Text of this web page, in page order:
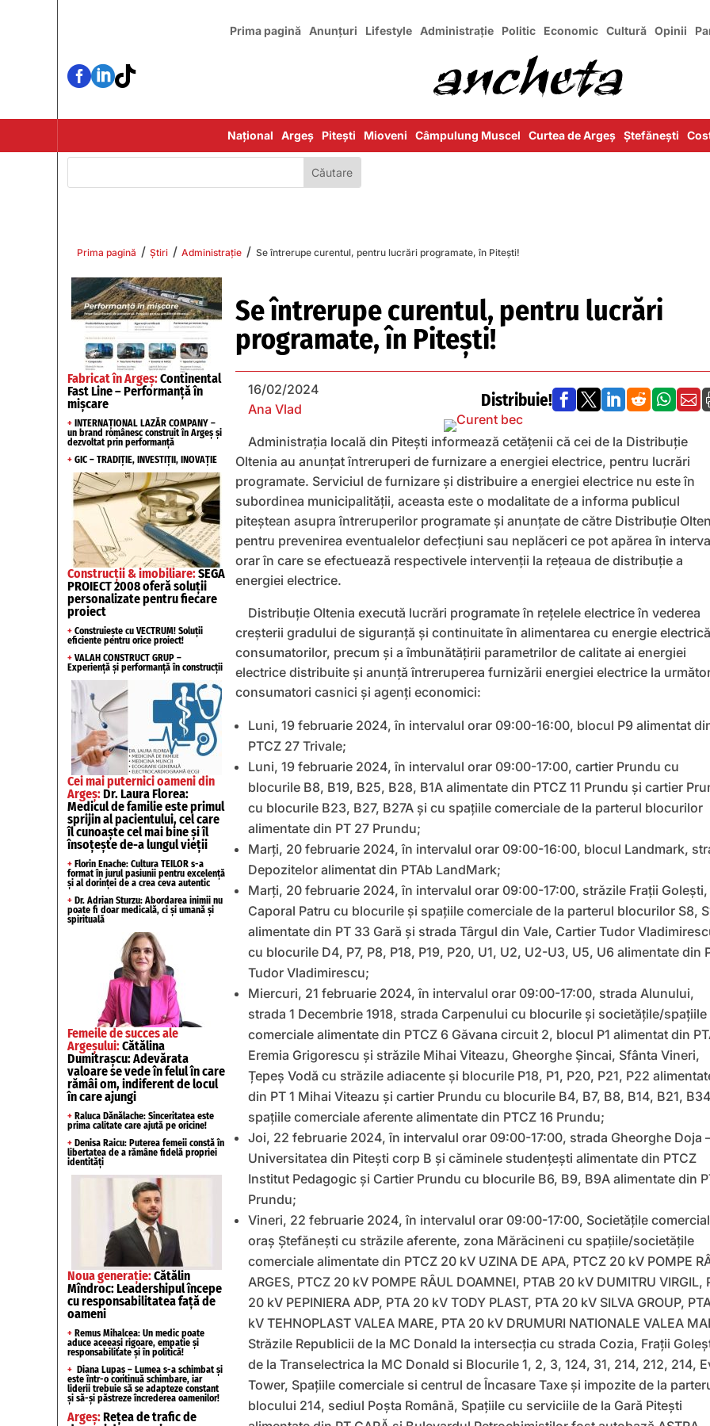
Prima pagină Anunțuri Lifestyle Administrație Politic Economic Cultură Opinii

Național Argeș Pitești Mioveni Câmpulung Muscel Curtea de Argeș Ștefănești
Prima pagină / Știri / Administrație / Se întrerupe curentul, pentru lucrări programate, în Pitești!
Fabricat în Argeș:Continental
Fast Line – Performanță în
mișcare
+ INTERNAȚIONAL LAZĂR COMPANY –
un brand românesc construit în Argeș și
dezvoltat prin performanță
+ GIC – TRADIȚIE, INVESTIȚII, INOVAȚIE
Construcții & imobiliare:SEGA
PROIECT 2008 oferă soluții
personalizate pentru fiecare
proiect
+ Construiește cu VECTRUM! Soluții
eficiente pentru orice proiect!
+ VALAH CONSTRUCT GRUP –
Experiență și performanță în construcții
Cei mai puternici oameni din
Argeș:Dr. Laura Florea:
Medicul de familie este primul
sprijin al pacientului, cel care
îl cunoaște cel mai bine și îl
însoțește de-a lungul vieții
+ Florin Enache: Cultura TEILOR s-a
format în jurul pasiunii pentru excelență
și al dorinței de a crea ceva autentic
+ Dr. Adrian Sturzu: Abordarea inimii nu
poate fi doar medicală, ci și umană și
spirituală
Femeile de succes ale
Argeșului:Cătălina
Dumitrașcu: Adevărata
valoare se vede în felul în care
rămâi om, indiferent de locul
în care ajungi
+ Raluca Dănălache: Sinceritatea este
prima calitate care ajută pe oricine!
+ Denisa Raicu: Puterea femeii constă în
libertatea de a rămâne fidelă propriei
identități
Noua generație:Cătălin
Mîndroc: Leadershipul începe
cu responsabilitatea față de
oameni
+ Remus Mihalcea: Un medic poate
aduce aceeași rigoare, empatie și
responsabilitate și în politică!
+ Diana Lupaș – Lumea s-a schimbat și
este într-o continuă schimbare, iar
liderii trebuie să se adapteze constant
și să-și păstreze încrederea oamenilor!
Argeș:Rețea de trafic de
Se întrerupe curentul, pentru lucrări
programate, în Pitești!
16/02/2024
Ana Vlad
Distribuie!      
Administrația locală din Pitești informează cetățenii că cei de la Distribuție
Oltenia au anunțat întreruperi de furnizare a energiei electrice, pentru lucrări
programate. Serviciul de furnizare și distribuire a energiei electrice nu este în
subordinea municipalității, aceasta este o modalitate de a informa publicul
piteștean asupra întreruperilor programate și anunțate de către Distribuție
pentru prevenirea eventualelor defecțiuni sau neplăceri ce pot apărea în
orar în care se efectuează respectivele intervenții la rețeaua de distribuție a
energiei electrice.
Distribuţie Oltenia execută lucrări programate în reţelele electrice în vederea
creşterii gradului de siguranţă şi continuitate în alimentarea cu energie
consumatorilor, precum și a îmbunătăţirii parametrilor de calitate ai energiei
electrice distribuite și anunță întreruperea furnizării energiei electrice la
consumatori casnici și agenţi economici:
Luni, 19 februarie 2024, în intervalul orar 09:00-16:00, blocul P9 alimentat
PTCZ 27 Trivale;
Luni, 19 februarie 2024, în intervalul orar 09:00-17:00, cartier Prundu cu
blocurile B8, B19, B25, B28, B1A alimentate din PTCZ 11 Prundu și cartier
cu blocurile B23, B27, B27A și cu spațiile comerciale de la parterul blocurilor
alimentate din PT 27 Prundu;
Marți, 20 februarie 2024, în intervalul orar 09:00-16:00, blocul Landmark,
Depozitelor alimentat din PTAb LandMark;
Marți, 20 februarie 2024, în intervalul orar 09:00-17:00, străzile Frații Golești,
Caporal Patru cu blocurile și spațiile comerciale de la parterul blocurilor S8,
alimentate din PT 33 Gară și strada Târgul din Vale, Cartier Tudor
cu blocurile D4, P7, P8, P18, P19, P20, U1, U2, U2-U3, U5, U6 alimentate din
Tudor Vladimirescu;
Miercuri, 21 februarie 2024, în intervalul orar 09:00-17:00, strada Alunului,
strada 1 Decembrie 1918, strada Carpenului cu blocurile și societățile/spațiile
comerciale alimentate din PTCZ 6 Găvana circuit 2, blocul P1 alimentat din
Eremia Grigorescu și străzile Mihai Viteazu, Gheorghe Șincai, Sfânta Vineri,
Țepeș Vodă cu străzile adiacente și blocurile P18, P1, P20, P21, P22
din PT 1 Mihai Viteazu și cartier Prundu cu blocurile B4, B7, B8, B14, B21,
spațiile comerciale aferente alimentate din PTCZ 16 Prundu;
Joi, 22 februarie 2024, în intervalul orar 09:00-17:00, strada Gheorghe Doja
Universitatea din Pitești corp B și căminele studențești alimentate din PTCZ
Institut Pedagogic și Cartier Prundu cu blocurile B6, B9, B9A alimentate din
Prundu;
Vineri, 22 februarie 2024, în intervalul orar 09:00-17:00, Societățile
oraș Ștefănești cu străzile aferente, zona Mărăcineni cu spațiile/societățile
comerciale alimentate din PTCZ 20 kV UZINA DE APA, PTCZ 20 kV POMPE
ARGES, PTCZ 20 kV POMPE RÂUL DOAMNEI, PTAB 20 kV DUMITRU VIRGIL,
20 kV PEPINIERA ADP, PTA 20 kV TODY PLAST, PTA 20 kV SILVA GROUP,
kV TEHNOPLAST VALEA MARE, PTA 20 kV DRUMURI NATIONALE VALEA
Străzile Republicii de la MC Donald la intersecția cu strada Cozia, Frații
de la Transelectrica la MC Donald si Blocurile 1, 2, 3, 124, 31, 214, 212, 214,
Tower, Spațiile comerciale si centrul de Încasare Taxe și impozite de la
blocului 214, sediul Poșta Română, Spațiile cu serviciile de la Gară Pitești